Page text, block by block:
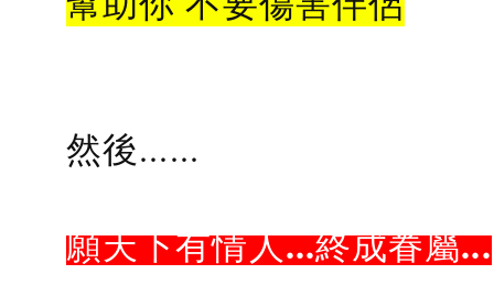
然後......
願天下有情人...終成眷屬...